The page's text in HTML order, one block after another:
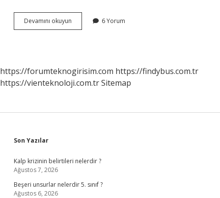
Devamını okuyun Affetmek
Ve
6 Yorum
https://forumteknogirisim.com https://findybus.com.tr
https://vienteknoloji.com.trSitemap
Sidebar
Son Yazılar
Kalp krizinin belirtileri nelerdir ?
Ağustos 7, 2026
Beşeri unsurlar nelerdir 5. sınıf ?
Ağustos 6, 2026